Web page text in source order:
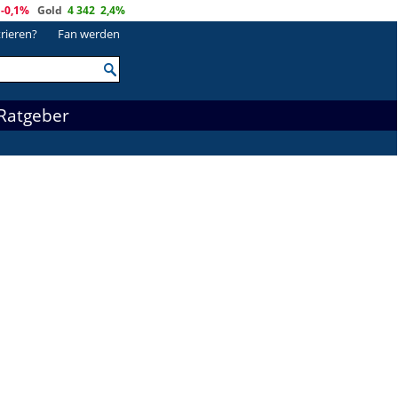
-0,1% Gold 4 342 2,4%
Fan werden